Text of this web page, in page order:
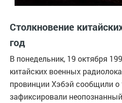
Столкновение
год
В понедельник, 19 октября
китайских военных
провинции Хэбэй сообщили о
зафиксировали